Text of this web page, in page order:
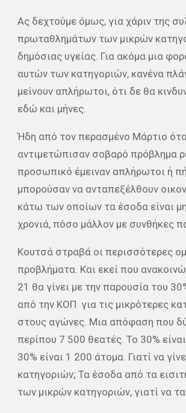
Ας δεχτούμε όμως, για χάριν της
πρωταθλημάτων των μικρών
δημόσιας υγείας. Για ακόμα μια
αυτών των κατηγοριών, κανένα
μείνουν απλήρωτοι, ότι δε θα
εδώ και μήνες.
Ήδη από τον περασμένο Μάρτιο
αντιμετώπισαν σοβαρό πρόβλημα
προσωπικό έμειναν απλήρωτοι ή
μπορούσαν να ανταπεξέλθουν
κάτω των οποίων τα έσοδα είναι
χρονιά, πόσο μάλλον με συνθήκες
Κουτσά στραβά οι περισσότερες
προβλήματα. Και εκεί που
21 θα γίνει με την παρουσία του
από την ΚΟΠ για τις μικρότερες
στους αγώνες. Μια απόφαση που
περίπου 7 500 θεατές. Το 30%
30% είναι 1 200 άτομα. Γιατί να
κατηγοριών; Τα έσοδα από τα
των μικρών κατηγοριών, γιατί να